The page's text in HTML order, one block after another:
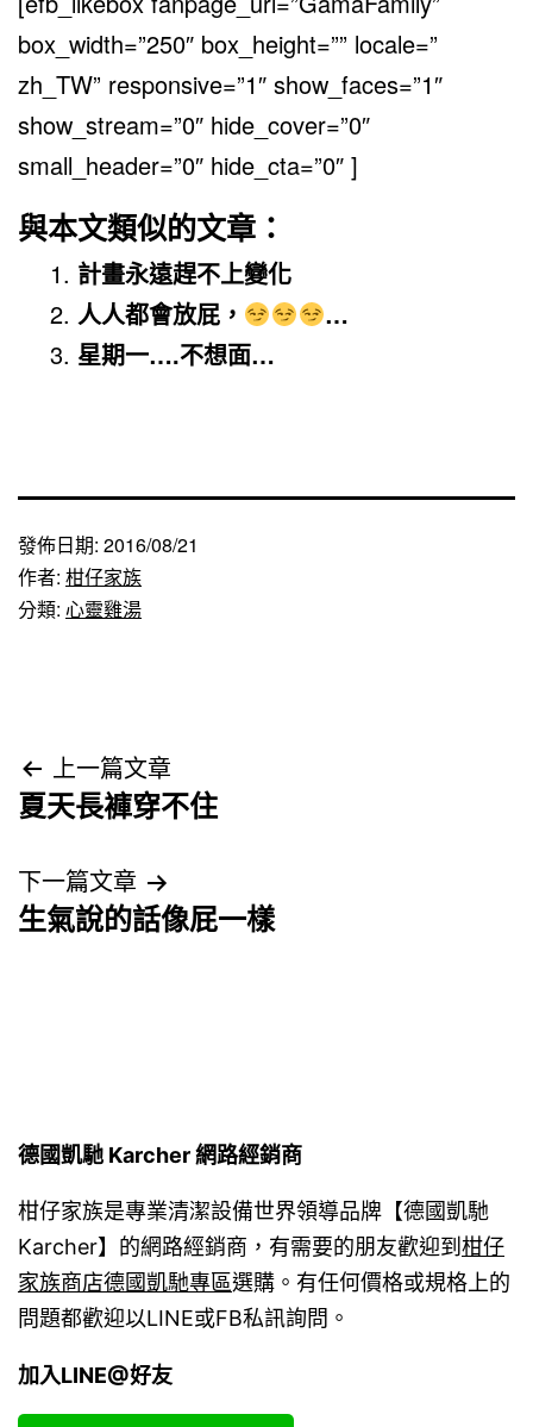
box_width=”250″ box_height=”” locale=”
zh_TW” responsive=”1″ show_faces=”1″
show_stream=”0″ hide_cover=”0″
small_header=”0″ hide_cta=”0″ ]
與本文類似的文章：
計畫永遠趕不上變化
人人都會放屁，
…
星期一….不想面…
發佈日期: 2016/08/21
作者: 柑仔家族
分類: 心靈雞湯
文
章
導
覽
上一篇文章
夏天長褲穿不住
下一篇文章
生氣說的話像屁一樣
德國凱馳 Karcher 網路經銷商
柑仔家族是專業清潔設備世界領導品牌【德國凱馳
Karcher】的網路經銷商，有需要的朋友歡迎到 柑仔
家族商店德國凱馳專區選購。有任何價格或規格上的
問題都歡迎以LINE或FB私訊詢問。
加入LINE@好友